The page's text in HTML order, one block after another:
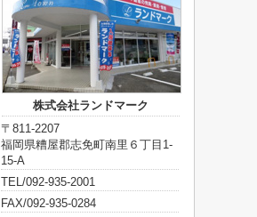
株式会社ランドマーク
〒811-2207
福岡県糟屋郡志免町南里６丁目1-
15-A
TEL/092-935-2001
FAX/092-935-0284